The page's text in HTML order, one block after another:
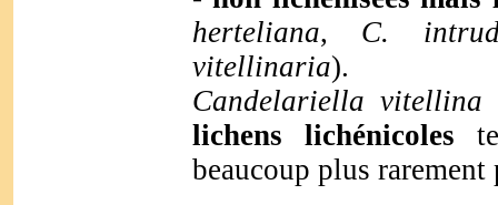
herteliana, C.
vitellinaria).
Candelariella vitellina
lichens lichénicoles
beaucoup plus